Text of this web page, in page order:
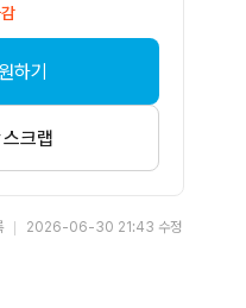
하기
스크랩
2026-06-30 21:43 수정